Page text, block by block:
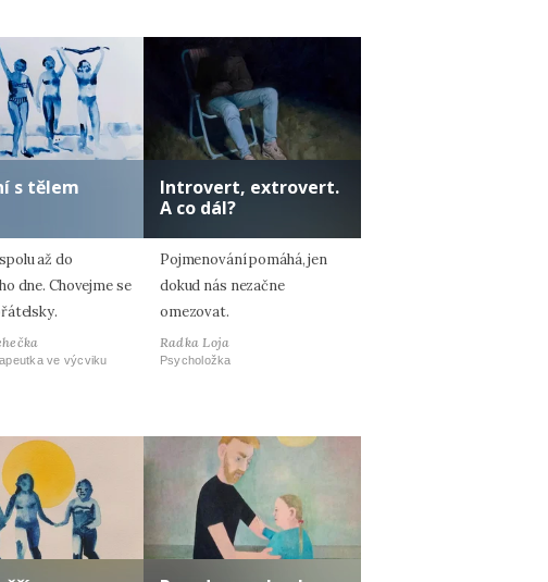
s tělem
až do
dne. Chovejme se
ve výcviku
Introvert, extrovert.
A co dál?
Pojmenování pomáhá, jen
dokud nás nezačne
omezovat.
Radka Loja
Psycholožka